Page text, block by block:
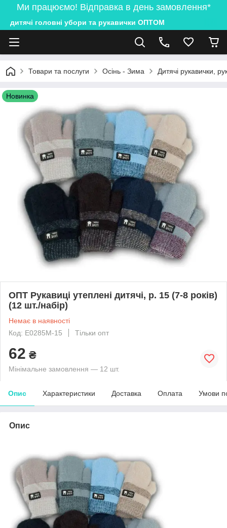
Ми працюємо! Відправка в день замовлення*
дитячі головні убори та рукавички ОПТОМ
Товари та послуги Осінь - Зима Дитячі рукавички,
Новинка
ОПТ Рукавиці утеплені дитячі, р. 15 (7-8 років)
(12 шт./набір)
Немає в наявності
Код: E0285M-15
Тільки опт
62 ₴
Мінімальне замовлення — 12 шт.
Опис Характеристики Доставка Оплата Умови
Опис